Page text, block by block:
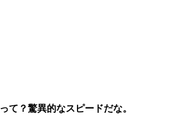
て？驚異的なスピードだな。